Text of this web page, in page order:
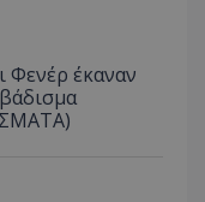
Φενέρ έκαναν